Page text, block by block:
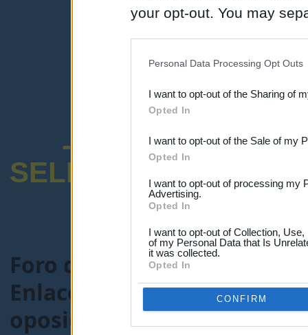
your opt-out. You may
Downstream Participants
third parties.
Personal Data Processing Opt Outs
I want to opt-out of the Sharing of
Opted In
I want to opt-out of the Sale of my
Opted In
I want to opt-out of processing my
Advertising.
Opted In
I want to opt-out of Collection,
of my Personal Data that Is
it was collected.
Opted In
CONFIRM
-ENCUESTA
SELECTIVO
Foro de Maestros25
Enlaces recomendados
oposiciones> Tema: